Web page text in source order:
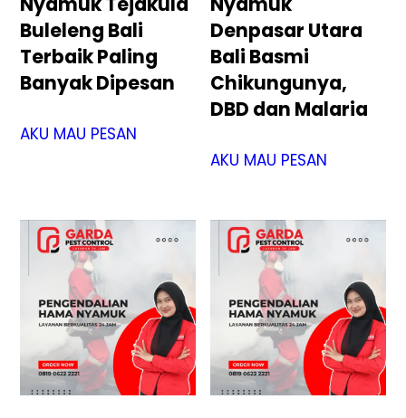
Buleleng Bali
Terbaik Paling
Banyak Dipesan
AKU MAU PESAN
Denpasar Utara
Bali Basmi
Chikungunya,
DBD dan Malaria
AKU MAU PESAN